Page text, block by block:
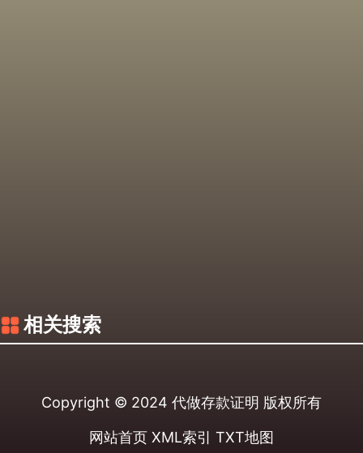
相关搜索
Copyright © 2024 代做存款证明 版权所有
网站首页 XML索引 TXT地图